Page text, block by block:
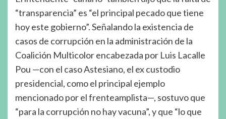
“transparencia” es “el principal pecado que tiene
hoy este gobierno”. Señalando la existencia de
casos de corrupción en la administración de la
Coalición Multicolor encabezada por Luis Lacalle
Pou —con el caso Astesiano, el ex custodio
presidencial, como el principal ejemplo
mencionado por el frenteamplista—, sostuvo que
“para la corrupción no hay vacuna”, y que “lo que